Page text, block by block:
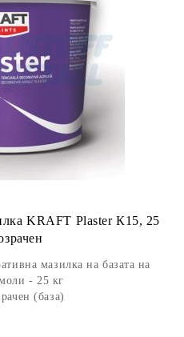
KRAFT Plaster К15, 25
мазилка на базата на
- 25 кг
(база)